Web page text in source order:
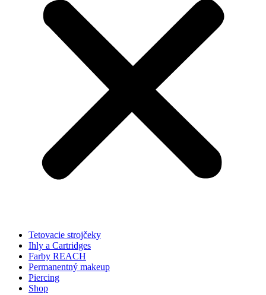
Tetovacie strojčeky
Ihly a Cartridges
Farby REACH
Permanentný makeup
Piercing
Shop